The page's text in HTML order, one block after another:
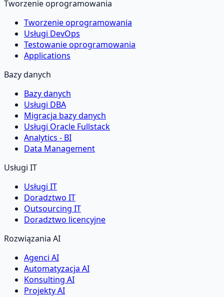
Tworzenie oprogramowania
Tworzenie oprogramowania
Usługi DevOps
Testowanie oprogramowania
Applications
Bazy danych
Bazy danych
Usługi DBA
Migracja bazy danych
Usługi Oracle Fullstack
Analytics - BI
Data Management
Usługi IT
Usługi IT
Doradztwo IT
Outsourcing IT
Doradztwo licencyjne
Rozwiązania AI
Agenci AI
Automatyzacja AI
Konsulting AI
Projekty AI